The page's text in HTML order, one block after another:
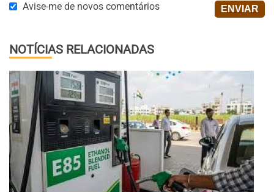
Avise-me de novos comentários
NOTÍCIAS RELACIONADAS